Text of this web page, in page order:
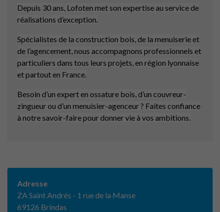
Depuis 30 ans, Lofoten met son expertise au service de
réalisations d’exception.
Spécialistes de la construction bois, de la menuiserie et
de l’agencement, nous accompagnons professionnels et
particuliers dans tous leurs projets, en région lyonnaise
et partout en France.
Besoin d’un expert en ossature bois, d’un couvreur-
zingueur ou d’un menuisier-agenceur ? Faites confiance
à notre savoir-faire pour donner vie à vos ambitions.
Adresse
ZA Saint Andrés - 1 rue de la Manse
69126 Brindas